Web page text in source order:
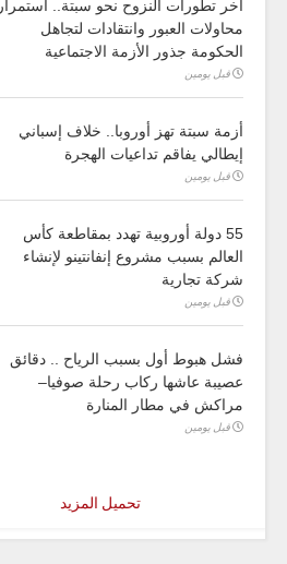
آخر تطورات النزوح نحو سبتة.. استمرار
محاولات العبور وانتقادات لتجاهل
الحكومة جذور الأزمة الاجتماعية
قبل يومين
أزمة سبتة تهز أوروبا.. خلاف إسباني
إيطالي يفاقم تداعيات الهجرة
قبل يومين
55 دولة أوروبية تهدد بمقاطعة كأس
العالم بسبب مشروع إنفانتينو لإنشاء
شركة تجارية
قبل يومين
فشل هبوط أول بسبب الرياح .. دقائق
عصيبة عاشها ركاب رحلة صوفيا–
مراكش في مطار المنارة
قبل يومين
تحميل المزيد